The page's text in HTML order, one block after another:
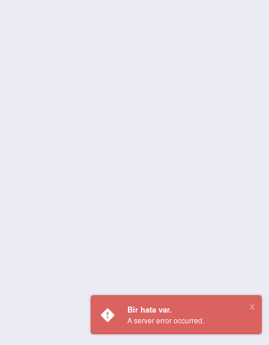
Bir hata var.
A server error occurred.